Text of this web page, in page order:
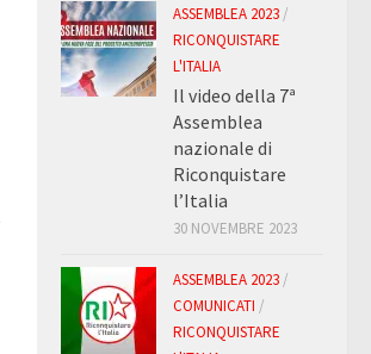
ASSEMBLEA 2023 /
RICONQUISTARE
L'ITALIA
Il video della 7ª
Assemblea
nazionale di
Riconquistare
l’Italia
30 NOVEMBRE 2023
ASSEMBLEA 2023 /
COMUNICATI /
RICONQUISTARE